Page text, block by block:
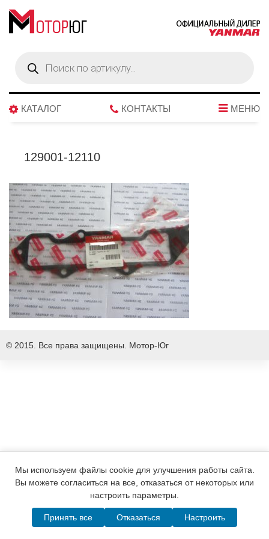
товаров
КАТАЛОГ КОНТАКТЫ МЕНЮ
129001-12110
© 2015. Все права защищены. Мотор-Юг
Написать в MAX Telegram WhatsApp Позвонить
Мы используем файлы cookie для улучшения работы сайта.
Вы можете согласиться на все, отказаться от некоторых или
настроить параметры.
Принять все Отказаться Настроить